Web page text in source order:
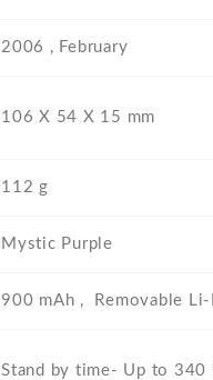
2006 , February
106 Х 54 Х 15 mm
112 g
Mystic Purple
900 mAh , Removable
Stand by time- Up to